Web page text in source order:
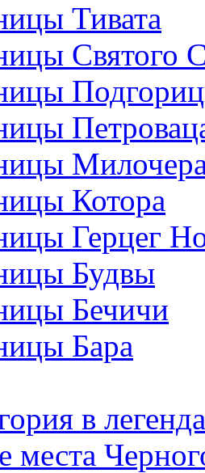
Тивата
Святого
Котора
Герцег
Будвы
Бечичи
Бара
в
места